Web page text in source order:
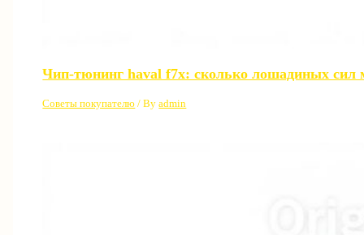
Чип-тюнинг haval f7x: сколько лошадиных сил
Советы покупателю / Byadmin